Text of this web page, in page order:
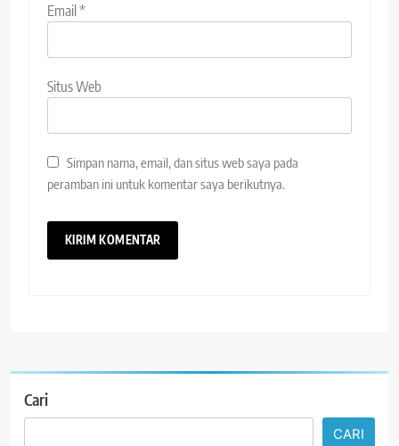
Email*
Situs Web
Simpan nama, email, dan situs web saya pada
peramban ini untuk komentar saya berikutnya.
Cari
CARI